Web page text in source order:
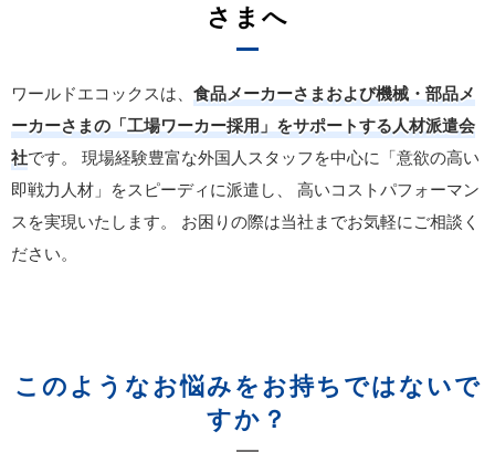
さまへ
ワールドエコックスは、 食品メーカーさまおよび機械・部品メ
ーカーさまの「工場ワーカー採用」をサポートする人材派遣会
社です。
現場経験豊富な外国人スタッフを中心に「意欲の高い
即戦力人材」をスピーディに派遣し、
高いコストパフォーマン
スを実現いたします。
お困りの際は当社までお気軽にご相談く
ださい。
このようなお悩みをお持ちではないで
すか？